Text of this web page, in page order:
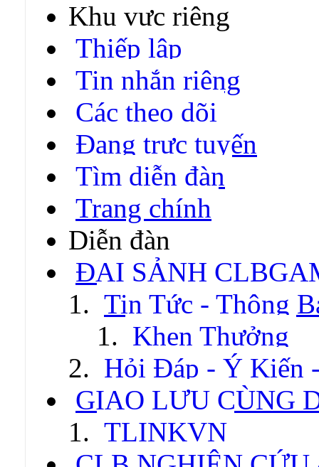
Khu vực riêng
Thiếp lập
Tin nhắn riêng
Các theo dõi
Đang trực tuyến
Tìm diễn đàn
Trang chính
Diễn đàn
ĐẠI SẢNH
Tin Tức - Thông
Khen Thưởng
Hỏi Đáp - Ý Kiến
GIAO LƯU CÙNG
TLINKVN